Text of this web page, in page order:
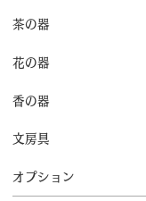
茶の器
花の器
香の器
文房具
オプション